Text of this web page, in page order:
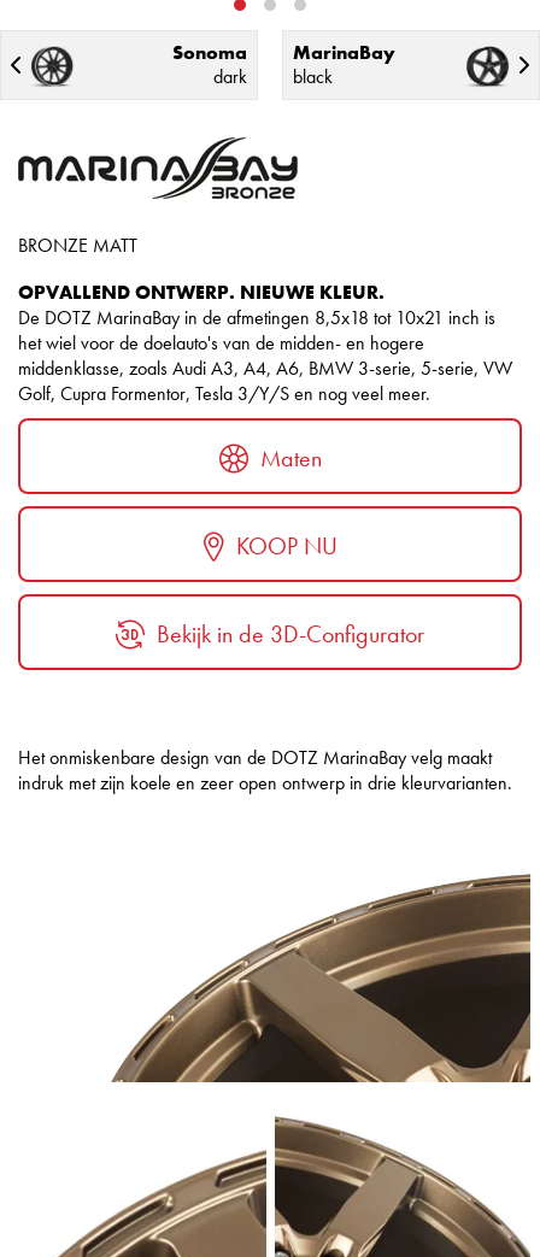
Sonoma
dark
MarinaBay
black
BRONZE MATT
OPVALLEND ONTWERP. NIEUWE KLEUR.
De DOTZ MarinaBay in de afmetingen 8,5x18 tot 10x21 inch is
het wiel voor de doelauto's van de midden- en hogere
middenklasse, zoals Audi A3, A4, A6, BMW 3-serie, 5-serie, VW
Golf, Cupra Formentor, Tesla 3/Y/S en nog veel meer.
Maten
KOOP NU
Bekijk in de 3D-Configurator
Het onmiskenbare design van de DOTZ MarinaBay velg maakt
indruk met zijn koele en zeer open ontwerp in drie kleurvarianten.